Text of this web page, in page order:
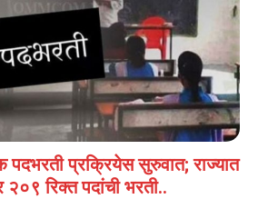
पदभरती प्रक्रियेस सुरुवात; राज्यात
२०९ रिक्त पदांची भरती..